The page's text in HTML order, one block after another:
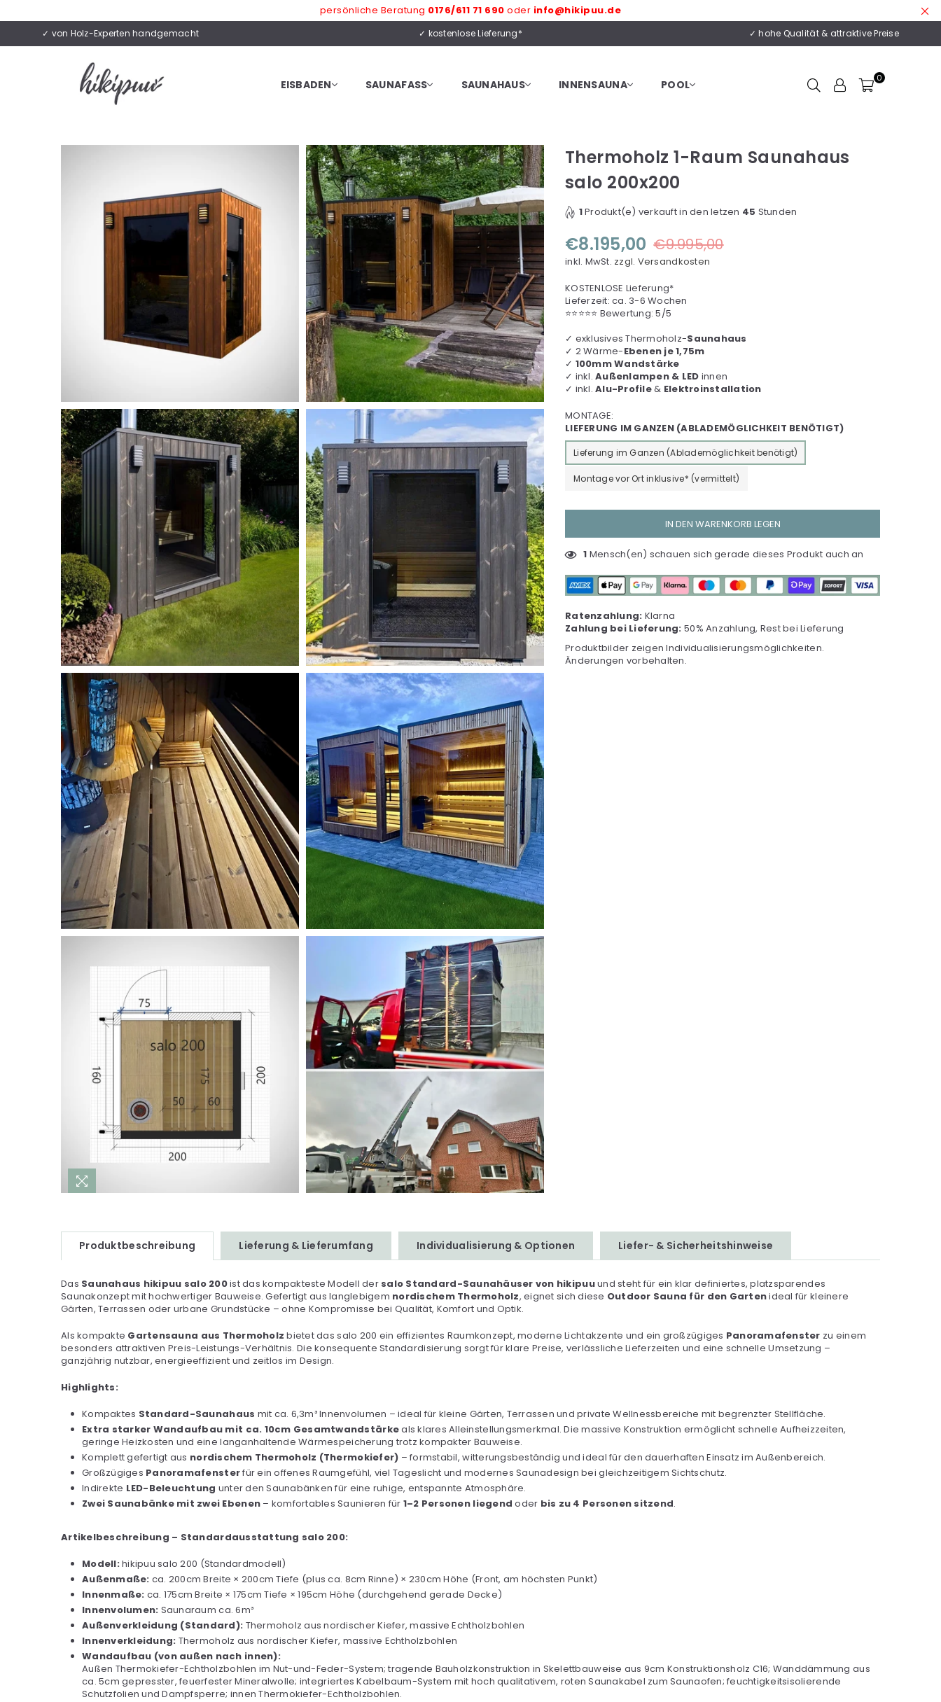
persönliche Beratung 0176/611 71 690 oder info@hikipuu.de
✓ von Holz-Experten handgemacht ✓ kostenlose Lieferung* ✓ hohe Qualität & attraktive Preise
EISBADEN SAUNAFASS SAUNAHAUS INNENSAUNA POOL 0
Thermoholz 1-Raum Saunahaus
salo 200x200
1Produkt(e) verkauft in den letzen 45 Stunden
Normaler
Preis
€8.195,00 €9.995,00
inkl. MwSt. zzgl. Versandkosten
KOSTENLOSE Lieferung*
Lieferzeit: ca. 3-6 Wochen
⭐⭐⭐⭐⭐ Bewertung: 5/5
✓ exklusives Thermoholz-Saunahaus
✓ 2 Wärme-Ebenen je 1,75m
✓ 100mm Wandstärke
✓ inkl.Außenlampen & LED innen
✓ inkl.Alu-Profile& Elektroinstallation
MONTAGE:
LIEFERUNG IM GANZEN (ABLADEMÖGLICHKEIT BENÖTIGT)
Lieferung im Ganzen (Ablademöglichkeit benötigt)
Montage vor Ort inklusive* (vermittelt)
IN DEN WARENKORB LEGEN
1 Mensch(en) schauen sich gerade dieses Produkt auch an
Ratenzahlung: Klarna
Zahlung bei Lieferung: 50% Anzahlung, Rest bei Lieferung
Produktbilder zeigen Individualisierungsmöglichkeiten.
Änderungen vorbehalten.
Produktbeschreibung Lieferung & Lieferumfang Individualisierung & Optionen Liefer- & Sicherheitshinweise
Das Saunahaus hikipuu salo 200ist das kompakteste Modell der salo Standard-Saunahäuser von hikipuuund steht für ein klar definiertes, platzsparendes
Saunakonzept mit hochwertiger Bauweise. Gefertigt aus langlebigem nordischem Thermoholz, eignet sich diese Outdoor Sauna für den Gartenideal für kleinere
Gärten, Terrassen oder urbane Grundstücke – ohne Kompromisse bei Qualität, Komfort und Optik.
Als kompakte Gartensauna aus Thermoholz bietet das salo 200 ein effizientes Raumkonzept, moderne Lichtakzente und ein großzügiges Panoramafenster zu einem
besonders attraktiven Preis-Leistungs-Verhältnis. Die konsequente Standardisierung sorgt für klare Preise, verlässliche Lieferzeiten und eine schnelle Umsetzung –
ganzjährig nutzbar, energieeffizient und zeitlos im Design.
Highlights:
Kompaktes Standard-Saunahaus mit ca. 6,3m³ Innenvolumen – ideal für kleine Gärten, Terrassen und private Wellnessbereiche mit begrenzter Stellfläche.
Extra starker Wandaufbau mit ca. 10cm Gesamtwandstärkeals klares Alleinstellungsmerkmal. Die massive Konstruktion ermöglicht schnelle Aufheizzeiten,
geringe Heizkosten und eine langanhaltende Wärmespeicherung trotz kompakter Bauweise.
Komplett gefertigt aus nordischem Thermoholz (Thermokiefer) – formstabil, witterungsbeständig und ideal für den dauerhaften Einsatz im Außenbereich.
Großzügiges Panoramafensterfür ein offenes Raumgefühl, viel Tageslicht und modernes Saunadesign bei gleichzeitigem Sichtschutz.
Indirekte LED-Beleuchtung unter den Saunabänken für eine ruhige, entspannte Atmosphäre.
Zwei Saunabänke mit zwei Ebenen – komfortables Saunieren für 1–2 Personen liegend oder bis zu 4 Personen sitzend.
Artikelbeschreibung – Standardausstattung salo 200:
Modell:hikipuu salo 200 (Standardmodell)
Außenmaße: ca. 200cm Breite × 200cm Tiefe (plus ca. 8cm Rinne) × 230cm Höhe (Front, am höchsten Punkt)
Innenmaße: ca. 175cm Breite × 175cm Tiefe × 195cm Höhe (durchgehend gerade Decke)
Innenvolumen: Saunaraum ca. 6m³
Außenverkleidung (Standard): Thermoholz aus nordischer Kiefer, massive Echtholzbohlen
Innenverkleidung: Thermoholz aus nordischer Kiefer, massive Echtholzbohlen
Wandaufbau (von außen nach innen):
Außen Thermokiefer-Echtholzbohlen im Nut-und-Feder-System; tragende Bauholzkonstruktion in Skelettbauweise aus 9cm Konstruktionsholz C16; Wanddämmung aus
ca. 5cm gepresster, feuerfester Mineralwolle; integriertes Kabelbaum-System mit hoch qualitativem, roten Saunakabel zum Saunaofen; feuchtigkeitsisolierende
Schutzfolien und Dampfsperre; innen Thermokiefer-Echtholzbohlen.